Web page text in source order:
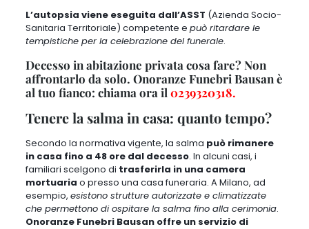
L’autopsia viene eseguita dall’ASST (Azienda Socio-
Sanitaria Territoriale) competente e può ritardare le
tempistiche per la celebrazione del funerale.
Decesso in abitazione privata cosa fare? Non
affrontarlo da solo. Onoranze Funebri Bausan è
al tuo fianco: chiama ora il 0239320318.
Tenere la salma in casa: quanto tempo?
Secondo la normativa vigente, la salma può rimanere
in casa fino a 48 ore dal decesso. In alcuni casi, i
familiari scelgono di trasferirla in una camera
mortuaria o presso una casa funeraria. A Milano, ad
esempio, esistono strutture autorizzate e climatizzate
che permettono di ospitare la salma fino alla cerimonia.
Onoranze Funebri Bausan offre un servizio di